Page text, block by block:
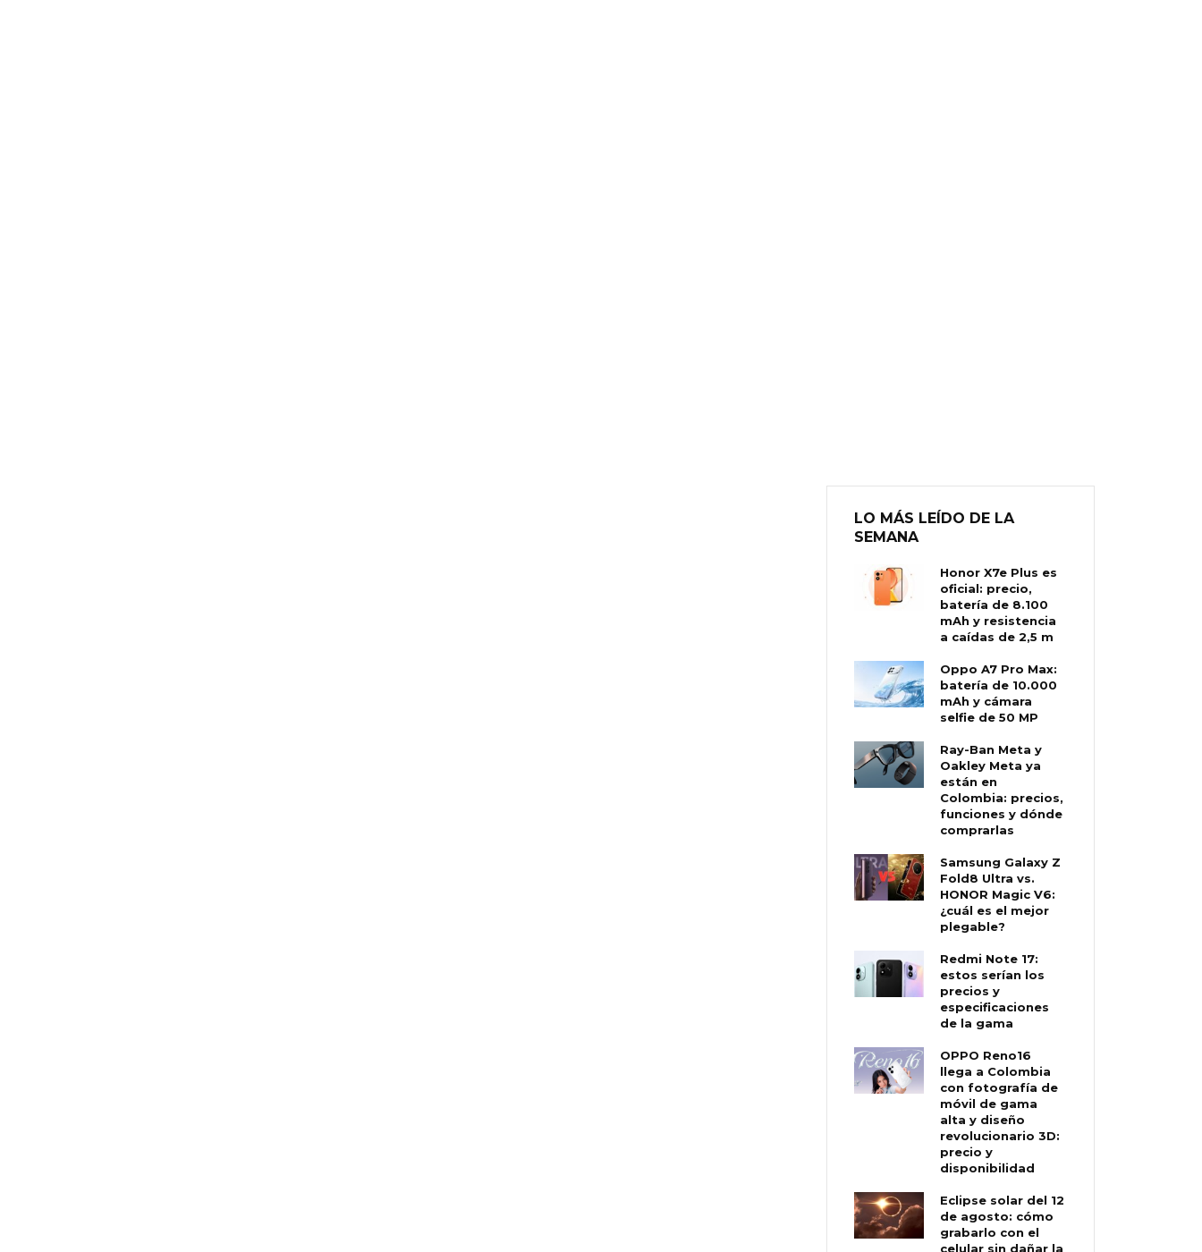
LO MÁS LEÍDO DE LA
SEMANA
Honor X7e Plus es
oficial: precio,
batería de 8.100
mAh y resistencia
a caídas de 2,5 m
Oppo A7 Pro Max:
batería de 10.000
mAh y cámara
selfie de 50 MP
Ray-Ban Meta y
Oakley Meta ya
están en
Colombia: precios,
funciones y dónde
comprarlas
Samsung Galaxy Z
Fold8 Ultra vs.
HONOR Magic V6:
¿cuál es el mejor
plegable?
Redmi Note 17:
estos serían los
precios y
especificaciones
de la gama
OPPO Reno16
llega a Colombia
con fotografía de
móvil de gama
alta y diseño
revolucionario 3D:
precio y
disponibilidad
Eclipse solar del 12
de agosto: cómo
grabarlo con el
celular sin dañar la